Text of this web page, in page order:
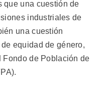
que una cuestión de
industriales de
una cuestión
equidad de género,
de Población de